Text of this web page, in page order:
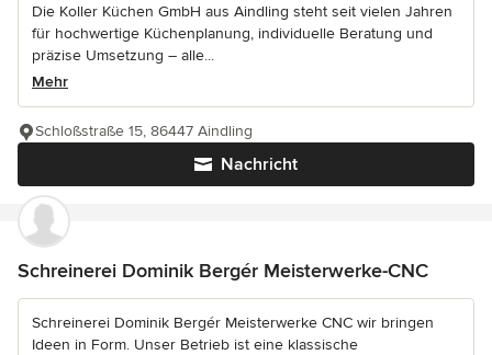
Die Koller Küchen GmbH aus Aindling steht seit vielen Jahren
für hochwertige Küchenplanung, individuelle Beratung und
präzise Umsetzung – alle...
Mehr
Nachricht
Schloßstraße 15, 86447 Aindling
Schreinerei Dominik Bergér Meisterwerke-CNC
Schreinerei Dominik Bergér Meisterwerke CNC wir bringen
Ideen in Form. Unser Betrieb ist eine klassische